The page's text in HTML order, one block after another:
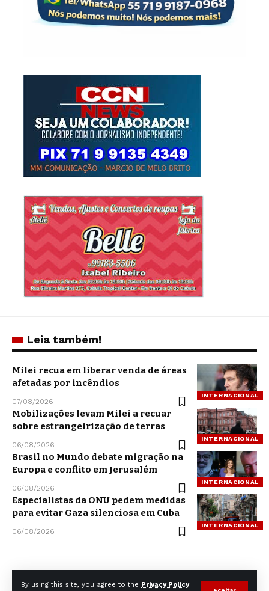
By using this site, you agree to the Privacy Policy
Leia também!
INTERNACIONAL
Milei recua em liberar venda de áreas
afetadas por incêndios
07/08/2026
INTERNACIONAL
Mobilizações levam Milei a recuar
sobre estrangeirização de terras
06/08/2026
INTERNACIONAL
Brasil no Mundo debate migração na
Europa e conflito em Jerusalém
06/08/2026
INTERNACIONAL
Especialistas da ONU pedem medidas
para evitar Gaza silenciosa em Cuba
06/08/2026